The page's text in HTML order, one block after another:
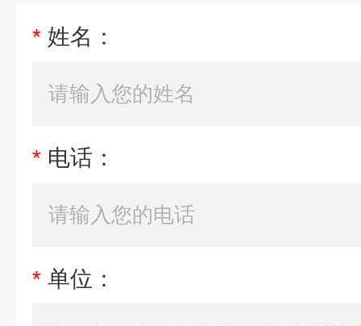
* 姓名：
* 电话：
* 单位：